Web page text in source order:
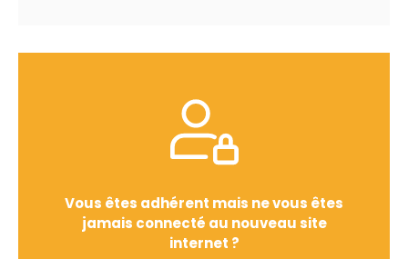
Vous êtes adhérent mais ne vous êtes
jamais connecté au nouveau site
internet ?